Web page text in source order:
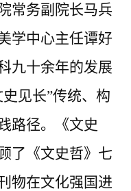
常务副院长马兵
学中心主任谭好
九十余年的发展
见长”传统、构
路径。《文史
了《文史哲》七
物在文化强国进